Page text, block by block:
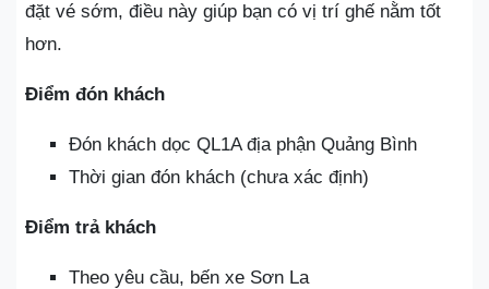
đặt vé sớm, điều này giúp bạn có vị trí ghế nằm tốt
hơn.
Điểm đón khách
Đón khách dọc QL1A địa phận Quảng Bình
Thời gian đón khách (chưa xác định)
Điểm trả khách
Theo yêu cầu, bến xe Sơn La